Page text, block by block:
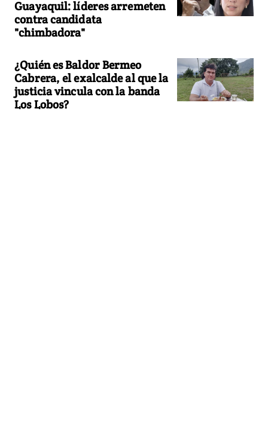
Guayaquil: líderes arremeten
contra candidata
"chimbadora"
¿Quién es Baldor Bermeo
Cabrera, el exalcalde al que la
justicia vincula con la banda
Los Lobos?